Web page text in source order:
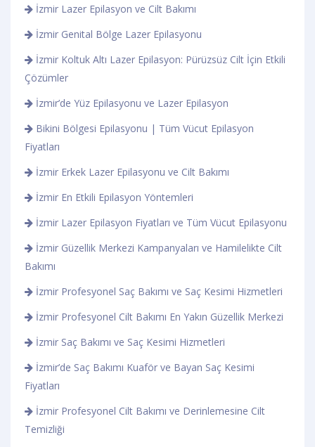
İzmir Lazer Epilasyon ve Cilt Bakımı
İzmir Genital Bölge Lazer Epilasyonu
İzmir Koltuk Altı Lazer Epilasyon: Pürüzsüz Cilt İçin Etkili
Çözümler
İzmir’de Yüz Epilasyonu ve Lazer Epilasyon
Bikini Bölgesi Epilasyonu | Tüm Vücut Epilasyon
Fiyatları
İzmir Erkek Lazer Epilasyonu ve Cilt Bakımı
İzmir En Etkili Epilasyon Yöntemleri
İzmir Lazer Epilasyon Fiyatları ve Tüm Vücut Epilasyonu
İzmir Güzellik Merkezi Kampanyaları ve Hamilelikte Cilt
Bakımı
İzmir Profesyonel Saç Bakımı ve Saç Kesimi Hizmetleri
İzmir Profesyonel Cilt Bakımı En Yakın Güzellik Merkezi
İzmir Saç Bakımı ve Saç Kesimi Hizmetleri
İzmir’de Saç Bakımı Kuaför ve Bayan Saç Kesimi
Fiyatları
İzmir Profesyonel Cilt Bakımı ve Derinlemesine Cilt
Temizliği